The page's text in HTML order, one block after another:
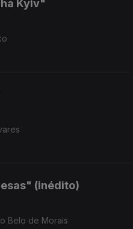
Kyiv"
(inédito)
Belo de Morais